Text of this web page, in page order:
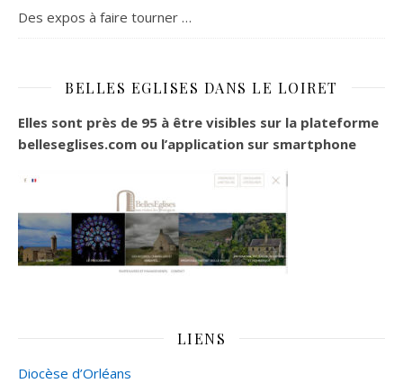
Des expos à faire tourner …
BELLES EGLISES DANS LE LOIRET
Elles sont près de 95 à être visibles sur la plateforme
belleseglises.com ou l’application sur smartphone
LIENS
Diocèse d’Orléans